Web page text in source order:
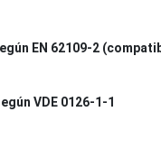
EN 62109-2
VDE 0126-1-1